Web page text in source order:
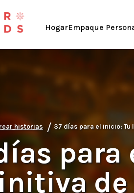
HogarEmpaque
historias / 37 días para el inicio:
de